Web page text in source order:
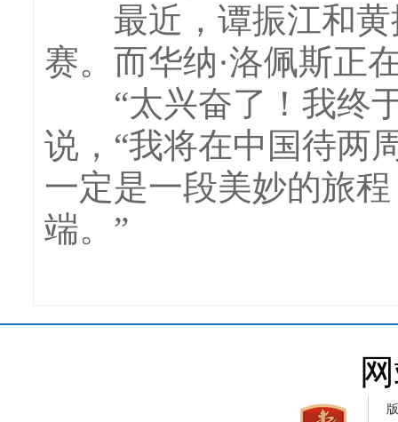
最近，谭振江和黄
赛。而华纳·洛佩斯正
“太兴奋了！我终于
说，“我将在中国待两
一定是一段美妙的旅
端。”